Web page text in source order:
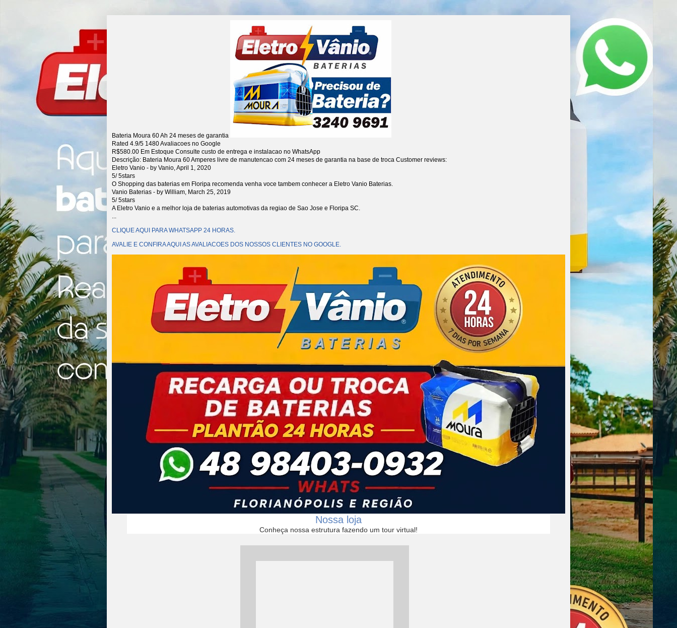
Bateria Moura 60 Ah 24 meses de garantia
Rated 4.9/5 1480Avaliacoes no Google
R$580.00 Em Estoque Consulte custo de entrega e instalacao no WhatsApp
Descrição: Bateria Moura 60 Amperes livre de manutencao com 24 meses de garantia na base de troca Customer reviews:
Eletro Vanio - by Vanio,April 1, 2020
5/5stars
O Shopping das baterias em Floripa recomenda venha voce tambem conhecer a Eletro Vanio Baterias.
Vanio Baterias - by William, March 25, 2019
5/5stars
A Eletro Vanio e a melhor loja de baterias automotivas da regiao de Sao Jose e Floripa SC.
...
CLIQUE AQUI PARA WHATSAPP 24 HORAS.
AVALIE E CONFIRA AQUI AS AVALIACOES DOS NOSSOS CLIENTES NO GOOGLE.
Nossa loja
Conheça nossa estrutura fazendo um tour virtual!